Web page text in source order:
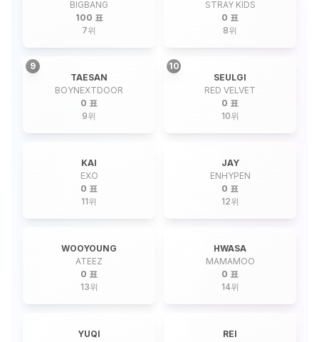
BIGBANG
100 표
7위
STRAY KIDS
0 표
8위
9
TAESAN
BOYNEXTDOOR
0 표
9위
10
SEULGI
RED VELVET
0 표
10위
KAI
EXO
0 표
11위
JAY
ENHYPEN
0 표
12위
WOOYOUNG
ATEEZ
0 표
13위
HWASA
MAMAMOO
0 표
14위
YUQI
REI